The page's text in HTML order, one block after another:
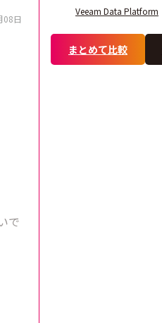
08日
で
Veeam Data Platform
まとめて比較